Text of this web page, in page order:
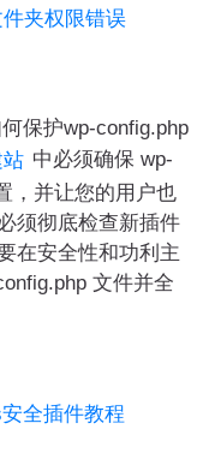
夹权限错误
保护wp-config.php
中必须确保 wp-
，并让您的用户也
须彻底检查新插件
在安全性和功利主
文件并全
全插件教程